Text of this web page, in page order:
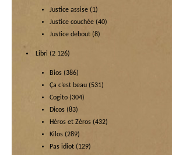
Justice assise (1)
Justice couchée (40)
Justice debout (8)
Libri (2 126)
Bios (386)
Ça c’est beau (531)
Cogito (304)
Dicos (83)
Héros et Zéros (432)
Kilos (289)
Pas idiot (129)